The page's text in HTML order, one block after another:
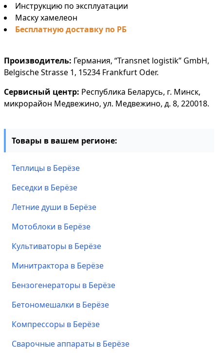
Инструкцию по эксплуатации
Маску хамелеон
Бесплатную доставку по РБ
Производитель: Германия, “Transnet logistik” GmbH,
Belgische Strasse 1, 15234 Frankfurt Oder.
Сервисный центр: Республика Беларусь, г. Минск,
микрорайон Медвежино, ул. Медвежино, д. 8, 220018.
Товары в вашем регионе:
Теплицы в Берёзе
Беседки в Берёзе
Летние души в Берёзе
Мотоблоки в Берёзе
Культиваторы в Берёзе
Минитрактора в Берёзе
Бензогенераторы в Берёзе
Бетономешалки в Берёзе
Компрессоры в Берёзе
Сварочные аппараты в Берёзе